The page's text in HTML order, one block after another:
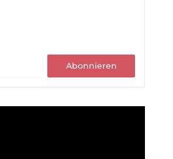
Abonnieren